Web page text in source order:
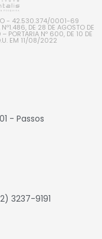
- 42.530.374/0001-69
DE 28 DE AGOSTO DE
PORTARIA Nº 600, DE 10 DE
EM 11/08/2022
- Passos
3237-9191